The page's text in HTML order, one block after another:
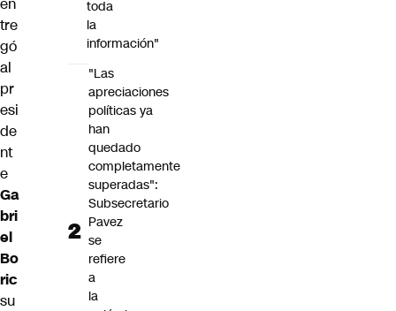
tre
gó
al
pr
esi
de
nt
e
Ga
bri
el
Bo
ric
su
toda
la
información"
"Las
apreciaciones
políticas ya
han
quedado
completamente
superadas":
Subsecretario
Pavez
se
refiere
a
la